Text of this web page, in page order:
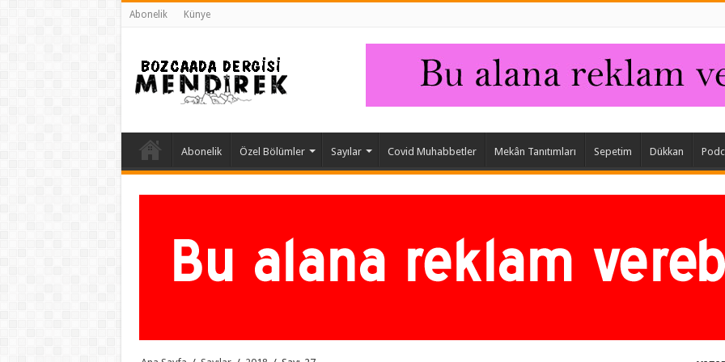
Abonelik Künye
Abonelik Özel Bölümler Sayılar Covid Muhabbetler Mekân Tanıtımları Sepetim Dükkan